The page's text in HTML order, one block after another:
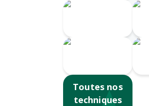
Toutes nos
techniques